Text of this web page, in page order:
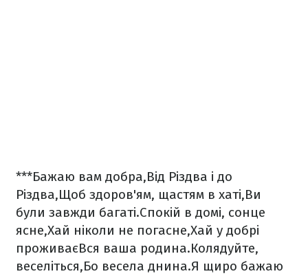
***Бажаю вам добра,Від Різдва і до
Різдва,Щоб здоров'ям, щастям в хаті,Ви
були завжди багаті.Спокій в домі, сонце
ясне,Хай ніколи не погасне,Хай у добрі
проживаєВся ваша родина.Колядуйте,
веселіться,Бо весела днина.Я щиро бажаю